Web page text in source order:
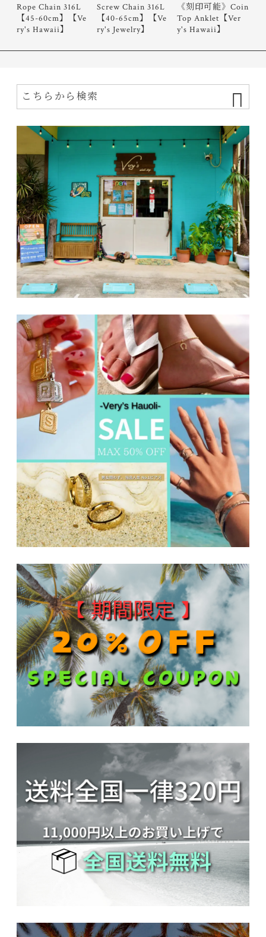
Rope Chain 316L
【45-60cm】【Ve
ry's Hawaii】
Screw Chain 316L
【40-65cm】【Ve
ry's Jewelry】
《刻印可能》Coin
Top Anklet【Ver
y's Hawaii】